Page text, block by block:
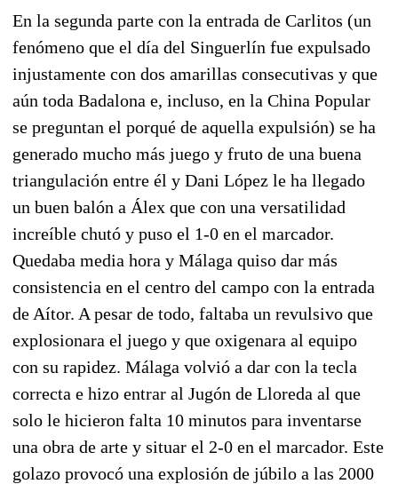
En la segunda parte con la entrada de Carlitos (un
fenómeno que el día del Singuerlín fue expulsado
injustamente con dos amarillas consecutivas y que
aún toda Badalona e, incluso, en la China Popular
se preguntan el porqué de aquella expulsión) se ha
generado mucho más juego y fruto de una buena
triangulación entre él y Dani López le ha llegado
un buen balón a Álex que con una versatilidad
increíble chutó y puso el 1-0 en el marcador.
Quedaba media hora y Málaga quiso dar más
consistencia en el centro del campo con la entrada
de Aítor. A pesar de todo, faltaba un revulsivo que
explosionara el juego y que oxigenara al equipo
con su rapidez. Málaga volvió a dar con la tecla
correcta e hizo entrar al Jugón de Lloreda al que
solo le hicieron falta 10 minutos para inventarse
una obra de arte y situar el 2-0 en el marcador. Este
golazo provocó una explosión de júbilo a las 2000